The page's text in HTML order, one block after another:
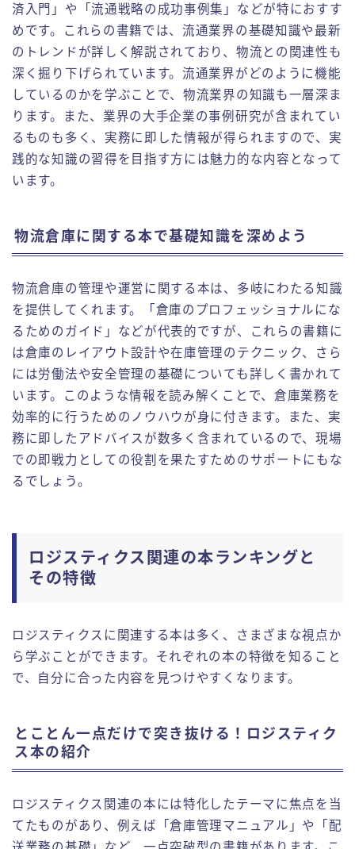
済入門」や「流通戦略の成功事例集」などが特におすす
めです。これらの書籍では、流通業界の基礎知識や最新
のトレンドが詳しく解説されており、物流との関連性も
深く掘り下げられています。流通業界がどのように機能
しているのかを学ぶことで、物流業界の知識も一層深ま
ります。また、業界の大手企業の事例研究が含まれてい
るものも多く、実務に即した情報が得られますので、実
践的な知識の習得を目指す方には魅力的な内容となって
います。
物流倉庫に関する本で基礎知識を深めよう
物流倉庫の管理や運営に関する本は、多岐にわたる知識
を提供してくれます。「倉庫のプロフェッショナルにな
るためのガイド」などが代表的ですが、これらの書籍に
は倉庫のレイアウト設計や在庫管理のテクニック、さら
には労働法や安全管理の基礎についても詳しく書かれて
います。このような情報を読み解くことで、倉庫業務を
効率的に行うためのノウハウが身に付きます。また、実
務に即したアドバイスが数多く含まれているので、現場
での即戦力としての役割を果たすためのサポートにもな
るでしょう。
ロジスティクス関連の本ランキングと
その特徴
ロジスティクスに関連する本は多く、さまざまな視点か
ら学ぶことができます。それぞれの本の特徴を知ること
で、自分に合った内容を見つけやすくなります。
とことん一点だけで突き抜ける！ロジスティク
ス本の紹介
ロジスティクス関連の本には特化したテーマに焦点を当
てたものがあり、例えば「倉庫管理マニュアル」や「配